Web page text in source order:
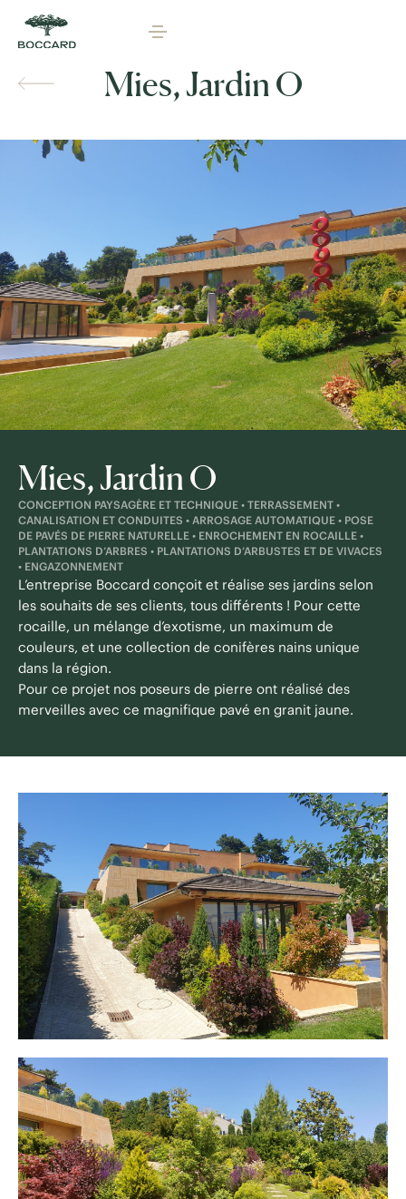
Mies, Jardin O
Mies, Jardin O
CONCEPTION PAYSAGÈRE ET TECHNIQUE • TERRASSEMENT •
CANALISATION ET CONDUITES • ARROSAGE AUTOMATIQUE • POSE
DE PAVÉS DE PIERRE NATURELLE • ENROCHEMENT EN ROCAILLE •
PLANTATIONS D’ARBRES • PLANTATIONS D’ARBUSTES ET DE VIVACES
• ENGAZONNEMENT
L’entreprise Boccard conçoit et réalise ses jardins selon
les souhaits de ses clients, tous différents ! Pour cette
rocaille, un mélange d’exotisme, un maximum de
couleurs, et une collection de conifères nains unique
dans la région.
Pour ce projet nos poseurs de pierre ont réalisé des
merveilles avec ce magnifique pavé en granit jaune.